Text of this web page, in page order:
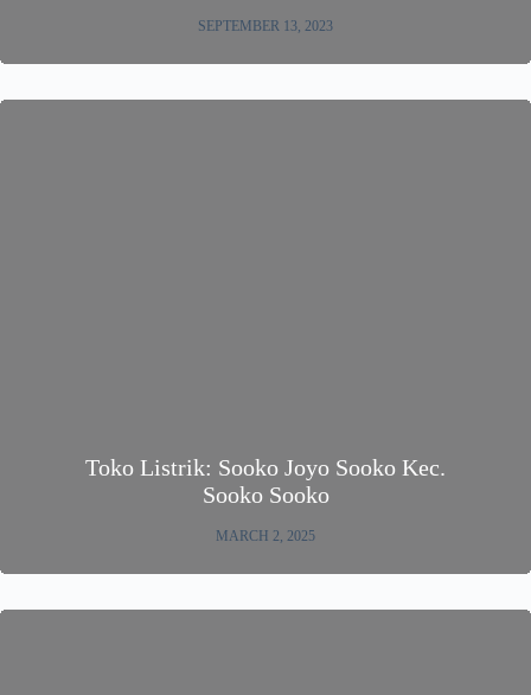
SEPTEMBER 13, 2023
Toko Listrik: Sooko Joyo Sooko Kec.
Sooko Sooko
MARCH 2, 2025